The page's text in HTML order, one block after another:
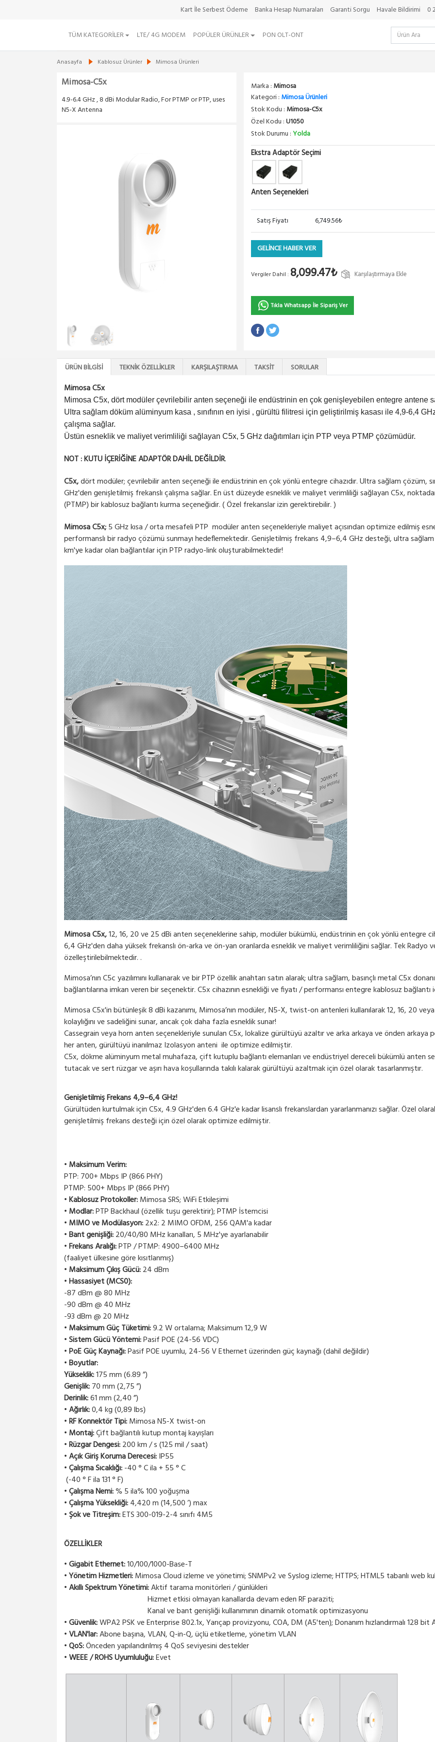
Kart İle Serbest Ödeme Banka Hesap Numaraları Garanti Sorgu Havale Bildirimi 0
TÜM KATEGORILER LTE/ 4G MODEM POPÜLER ÜRÜNLER PON OLT-ONT
Anasayfa Kablosuz Ürünler Mimosa Ürünleri
Mimosa-C5x
4.9-6.4 GHz , 8 dBi Modular Radio, For PTMP or PTP, uses
N5-X Antenna
Marka : Mimosa
Kategori : Mimosa Ürünleri
Stok Kodu : Mimosa-C5x
Özel Kodu :U1050
Stok Durumu :Yolda
Ekstra Adaptör Seçimi
Anten Seçenekleri
Satış Fiyatı 6,749.56₺
GELİNCE HABER VER
Vergiler Dahil : 8,099.47₺ Karşılaştırmaya Ekle
Tıkla Whatsapp İle Sipariş Ver
ÜRÜN BILGISI TEKNIK ÖZELLIKLER KARŞILAŞTIRMA TAKSIT SORULAR
Mimosa C5x
Mimosa C5x, dört modüler çevrilebilir anten seçeneği ile endüstrinin en çok genişleyebilen entegre antene
Ultra sağlam döküm alüminyum kasa , sınıfının en iyisi , gürültü filitresi için geliştirilmiş kasası ile 4,9-6,4
çalışma sağlar.
Üstün esneklik ve maliyet verimliliği sağlayan C5x, 5 GHz dağıtımları için PTP veya PTMP çözümüdür.
NOT : KUTU İÇERİĞİNE ADAPTÖR DAHİL DEĞİLDİR.
C5x,dört modüler; çevrilebilir anten seçeneği ile endüstrinin en çok yönlü entegre cihazıdır. Ultra sağlam çözüm,
GHz'den genişletilmiş frekanslı çalışma sağlar. En üst düzeyde esneklik ve maliyet verimliliği sağlayan C5x,
(PTMP) bir kablosuz bağlantı kurma seçeneğidir. ( Özel frekanslar izin gerektirebilir. )
Mimosa C5x;5 GHz kısa / orta mesafeli PTP modüler anten seçenekleriyle maliyet açısından optimize edilmiş
performanslı bir radyo çözümü sunmayı hedeflemektedir. Genişletilmiş frekans 4,9–6,4 GHz desteği, ultra
km'ye kadar olan bağlantılar için PTP radyo-link oluşturabilmektedir!
Mimosa C5x,12, 16, 20 ve 25 dBi anten seçeneklerine sahip, modüler bükümlü, endüstrinin en çok yönlü entegre
6,4 GHz'den daha yüksek frekanslı ön-arka ve ön-yan oranlarda esneklik ve maliyet verimliliğini sağlar. Tek Radyo
özelleştirilebilmektedir. .
Mimosa’nın C5c yazılımını kullanarak ve bir PTP özellik anahtarı satın alarak; ultra sağlam, basınçlı metal C5x
bağlantılarına imkan veren bir seçenektir. C5x cihazının esnekliği ve fiyatı / performansı entegre kablosuz
Mimosa C5x'in bütünleşik 8 dBi kazanımı, Mimosa’nın modüler, N5-X, twist-on antenleri kullanılarak 12, 16, 20
kolaylığını ve sadeliğini sunar, ancak çok daha fazla esneklik sunar!
Cassegrain veya horn anten seçenekleriyle sunulan C5x, lokalize gürültüyü azaltır ve arka arkaya ve önden arkaya
her anten, gürültüyü inanılmaz Izolasyon anteni ile optimize edilmiştir.
C5x, dökme alüminyum metal muhafaza, çift kutuplu bağlantı elemanları ve endüstriyel dereceli bükümlü anten
tutacak ve sert rüzgar ve aşırı hava koşullarında takılı kalarak gürültüyü azaltmak için özel olarak tasarlanmıştır.
Genişletilmiş Frekans 4,9–6,4 GHz!
Gürültüden kurtulmak için C5x, 4.9 GHz'den 6.4 GHz'e kadar lisanslı frekanslardan yararlanmanızı sağlar.Özel
genişletilmiş frekans desteği için özel olarak optimize edilmiştir.
• Maksimum Verim:
PTP: 700+ Mbps IP (866 PHY)
PTMP: 500+ Mbps IP (866 PHY)
•Kablosuz Protokoller:Mimosa SRS; WiFi Etkileşimi
• Modlar:PTP Backhaul (özellik tuşu gerektirir); PTMP İstemcisi
• MIMO ve Modülasyon:2x2: 2 MIMO OFDM, 256 QAM'a kadar
•Bant genişliği:20/40/80 MHz kanalları, 5 MHz'ye ayarlanabilir
•Frekans Aralığı:PTP / PTMP: 4900–6400 MHz
(faaliyet ülkesine göre kısıtlanmış)
• Maksimum Çıkış Gücü:24 dBm
•Hassasiyet (MCS0):
-87 dBm @ 80 MHz
-90 dBm @ 40 MHz
-93 dBm @ 20 MHz
• Maksimum Güç Tüketimi:9.2 W ortalama; Maksimum 12,9 W
•Sistem Gücü Yöntemi:Pasif POE (24-56 VDC)
•PoE Güç Kaynağı:Pasif POE uyumlu, 24-56 V Ethernet üzerinden güç kaynağı (dahil değildir)
•Boyutlar:
Yükseklik:175 mm (6.89 ”)
Genişlik:70 mm (2,75 ”)
Derinlik:61 mm (2,40 ”)
•Ağırlık:0,4 kg (0,89 lbs)
•RF Konnektör Tipi:Mimosa N5-X twist-on
• Montaj:Çift bağlantılı kutup montaj kayışları
•Rüzgar Dengesi:200 km / s (125 mil / saat)
•Açık Giriş Koruma Derecesi:IP55
•Çalışma Sıcaklığı:-40 ° C ila + 55 ° C
(-40 ° F ila 131 ° F)
•Çalışma Nemi:% 5 ila% 100 yoğuşma
•Çalışma Yüksekliği:4,420 m (14,500 ’) max
• Şok ve Titreşim:ETS 300-019-2-4 sınıfı 4M5
ÖZELLİKLER
•Gigabit Ethernet:10/100/1000-Base-T
•Yönetim Hizmetleri:Mimosa Cloud izleme ve yönetimi; SNMPv2 ve Syslog izleme; HTTPS; HTML5 tabanlı web
•Akıllı Spektrum Yönetimi:Aktif tarama monitörleri / günlükleri
Hizmet etkisi olmayan kanallarda devam eden RF paraziti;
Kanal ve bant genişliği kullanımının dinamik otomatik optimizasyonu
•Güvenlik:WPA2 PSK ve Enterprise 802.1x, Yarıçap provizyonu, COA, DM (A5'ten); Donanım hızlandırmalı 128 bit
•VLAN'lar:Abone başına, VLAN, Q-in-Q, üçlü etiketleme, yönetim VLAN
•QoS:Önceden yapılandırılmış 4 QoS seviyesini destekler
•WEEE / ROHS Uyumluluğu:Evet
Ürün Durumu : Yolda